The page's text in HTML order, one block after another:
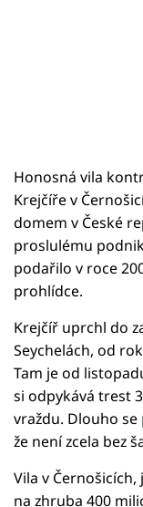
Honosná vila
Krejčíře v
domem v České
proslulému
podařilo v roce
prohlídce.
Krejčíř uprchl do
Seychelách, od
Tam je od
si odpykává trest
vraždu. Dlouho se
že není zcela bez
Vila v Černošicích,
na zhruba 400